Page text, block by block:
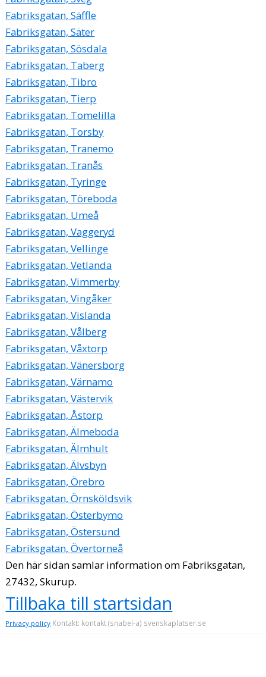
Fabriksgatan, Säffle
Fabriksgatan, Säter
Fabriksgatan, Sösdala
Fabriksgatan, Taberg
Fabriksgatan, Tibro
Fabriksgatan, Tierp
Fabriksgatan, Tomelilla
Fabriksgatan, Torsby
Fabriksgatan, Tranemo
Fabriksgatan, Tranås
Fabriksgatan, Tyringe
Fabriksgatan, Töreboda
Fabriksgatan, Umeå
Fabriksgatan, Vaggeryd
Fabriksgatan, Vellinge
Fabriksgatan, Vetlanda
Fabriksgatan, Vimmerby
Fabriksgatan, Vingåker
Fabriksgatan, Vislanda
Fabriksgatan, Vålberg
Fabriksgatan, Våxtorp
Fabriksgatan, Vänersborg
Fabriksgatan, Värnamo
Fabriksgatan, Västervik
Fabriksgatan, Åstorp
Fabriksgatan, Älmeboda
Fabriksgatan, Älmhult
Fabriksgatan, Älvsbyn
Fabriksgatan, Örebro
Fabriksgatan, Örnsköldsvik
Fabriksgatan, Österbymo
Fabriksgatan, Östersund
Fabriksgatan, Övertorneå
Den här sidan samlar information om Fabriksgatan,
27432, Skurup.
Tillbaka till startsidan
Privacy policy Kontakt: kontakt (snabel-a) svenskaplatser.se